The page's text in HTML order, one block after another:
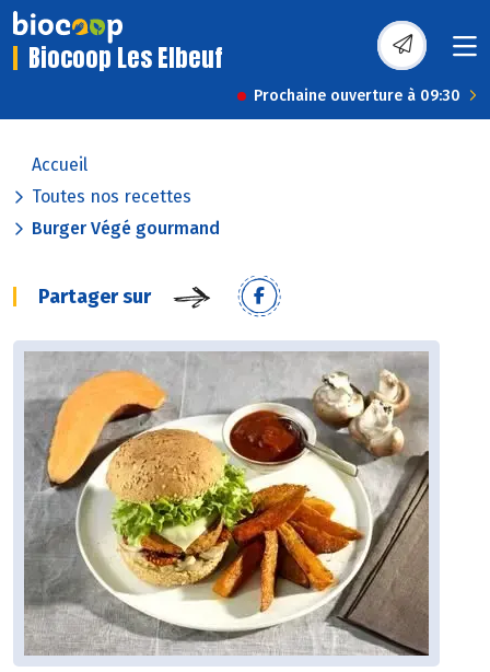
Biocoop Les Elbeuf
Prochaine ouverture à 09:30
Accueil
Toutes nos recettes
Burger Végé gourmand
Partager sur